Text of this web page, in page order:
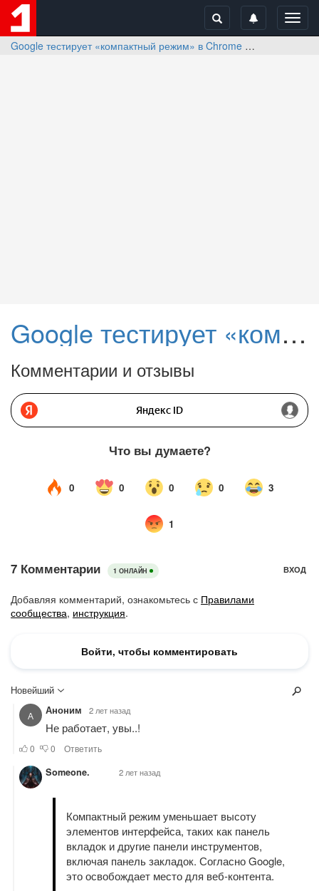
Google тестирует «компактный режим» в Chrome
Google тестирует «компактный режим» в Chrome
Комментарии и отзывы